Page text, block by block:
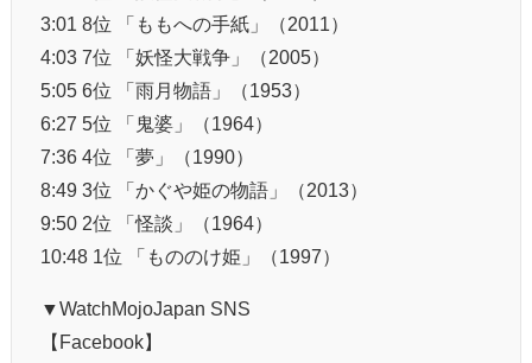
3:01 8位 「ももへの手紙」（2011）
4:03 7位 「妖怪大戦争」（2005）
5:05 6位 「雨月物語」（1953）
6:27 5位 「鬼婆」（1964）
7:36 4位 「夢」（1990）
8:49 3位 「かぐや姫の物語」（2013）
9:50 2位 「怪談」（1964）
10:48 1位 「もののけ姫」（1997）
▼WatchMojoJapan SNS
【Facebook】